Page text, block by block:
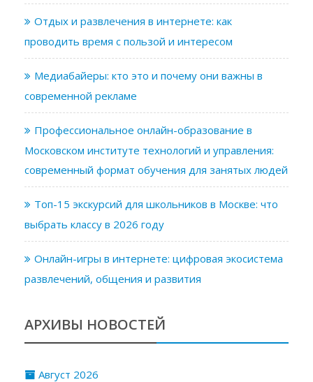
Отдых и развлечения в интернете: как
проводить время с пользой и интересом
Медиабайеры: кто это и почему они важны в
современной рекламе
Профессиональное онлайн-образование в
Московском институте технологий и управления:
современный формат обучения для занятых людей
Топ-15 экскурсий для школьников в Москве: что
выбрать классу в 2026 году
Онлайн-игры в интернете: цифровая экосистема
развлечений, общения и развития
АРХИВЫ НОВОСТЕЙ
Август 2026